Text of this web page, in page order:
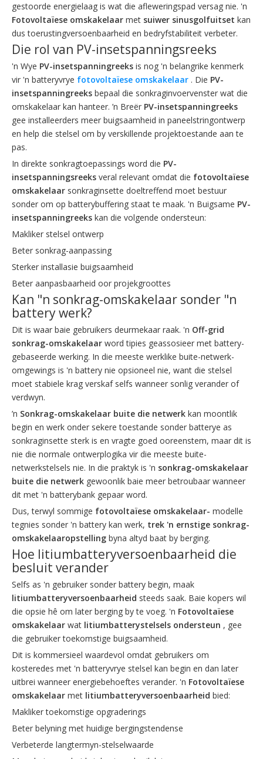
gestoorde energielaag is wat die afleweringspad versag nie. 'n
Fotovoltaïese omskakelaar met suiwer sinusgolfuitset kan
dus toerustingversoenbaarheid en bedryfstabiliteit verbeter.
Die rol van PV-insetspanningsreeks
'n Wye PV-insetspanningreeks is nog 'n belangrike kenmerk
vir 'n batteryvrye fotovoltaïese omskakelaar . Die PV-
insetspanningreeks bepaal die sonkraginvoervenster wat die
omskakelaar kan hanteer. ’n Breër PV-insetspanningreeks
gee installeerders meer buigsaamheid in paneelstringontwerp
en help die stelsel om by verskillende projektoestande aan te
pas.
In direkte sonkragtoepassings word die PV-
insetspanningsreeks veral relevant omdat die fotovoltaïese
omskakelaar sonkraginsette doeltreffend moet bestuur
sonder om op batterybuffering staat te maak. 'n Buigsame PV-
insetspanningreeks kan die volgende ondersteun:
Makliker stelsel ontwerp
Beter sonkrag-aanpassing
Sterker installasie buigsaamheid
Beter aanpasbaarheid oor projekgroottes
Kan "n sonkrag-omskakelaar sonder "n
battery werk?
Dit is waar baie gebruikers deurmekaar raak. 'n Off-grid
sonkrag-omskakelaar word tipies geassosieer met battery-
gebaseerde werking. In die meeste werklike buite-netwerk-
omgewings is 'n battery nie opsioneel nie, want die stelsel
moet stabiele krag verskaf selfs wanneer sonlig verander of
verdwyn.
’n Sonkrag-omskakelaar buite die netwerk kan moontlik
begin en werk onder sekere toestande sonder batterye as
sonkraginsette sterk is en vragte goed ooreenstem, maar dit is
nie die normale ontwerplogika vir die meeste buite-
netwerkstelsels nie. In die praktyk is 'n sonkrag-omskakelaar
buite die netwerk gewoonlik baie meer betroubaar wanneer
dit met 'n batterybank gepaar word.
Dus, terwyl sommige fotovoltaïese omskakelaar- modelle
tegnies sonder 'n battery kan werk, trek 'n ernstige sonkrag-
omskakelaaropstelling byna altyd baat by berging.
Hoe litiumbatteryversoenbaarheid die
besluit verander
Selfs as 'n gebruiker sonder battery begin, maak
litiumbatteryversoenbaarheid steeds saak. Baie kopers wil
die opsie hê om later berging by te voeg. 'n Fotovoltaïese
omskakelaar wat litiumbatterystelsels ondersteun , gee
die gebruiker toekomstige buigsaamheid.
Dit is kommersieel waardevol omdat gebruikers om
kosteredes met 'n batteryvrye stelsel kan begin en dan later
uitbrei wanneer energiebehoeftes verander. 'n Fotovoltaïese
omskakelaar met litiumbatteryversoenbaarheid bied:
Makliker toekomstige opgraderings
Beter belyning met huidige bergingstendense
Verbeterde langtermyn-stelselwaarde